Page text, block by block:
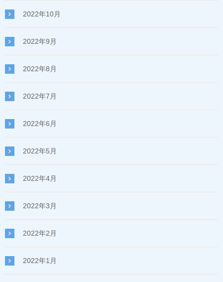
2022年10月
2022年9月
2022年8月
2022年7月
2022年6月
2022年5月
2022年4月
2022年3月
2022年2月
2022年1月